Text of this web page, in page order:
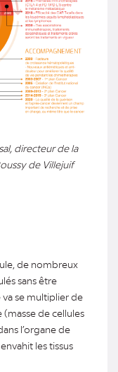
directeur de la
de Villejuif
de nombreux
sans être
va se multiplier de
de cellules
l’organe de
les tissus